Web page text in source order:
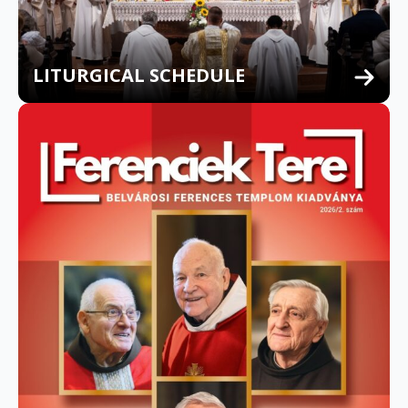
LITURGICAL SCHEDULE